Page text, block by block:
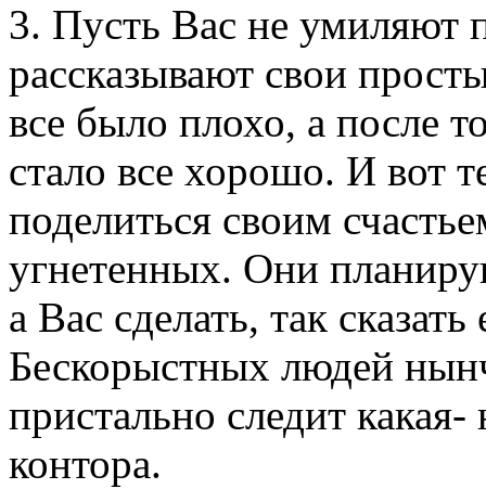
3. Пусть Вас не умиляют
рассказывают свои
все было плохо, а после
стало все хорошо. И вот
поделиться своим
угнетенных. Они
а Вас сделать, так
Бескорыстных людей
пристально следит
контора.